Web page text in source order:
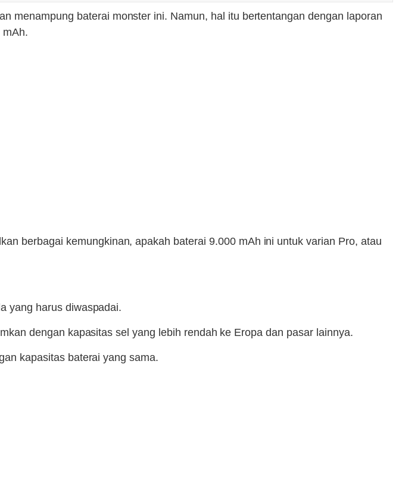
menampung baterai monster ini. Namun, hal itu bertentangan dengan laporan
mAh.
berbagai kemungkinan, apakah baterai 9.000 mAh ini untuk varian Pro, atau
yang harus diwaspadai.
dengan kapasitas sel yang lebih rendah ke Eropa dan pasar lainnya.
kapasitas baterai yang sama.